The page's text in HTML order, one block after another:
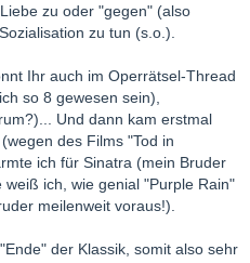
zu oder "gegen" (also
zu tun (s.o.).
Ihr auch im Operrätsel-Thread
so 8 gewesen sein),
Und dann kam erstmal
des Films "Tod in
ich für Sinatra (mein Bruder
ich, wie genial "Purple Rain"
meilenweit voraus!).
der Klassik, somit also sehr